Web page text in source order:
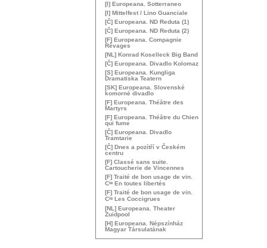
[I] Europeana. Sotterraneo
[I] Mittelfest / Lino Guanciale
[Č] Europeana. ND Reduta (1)
[Č] Europeana. ND Reduta (2)
[F] Europeana. Compagnie
Rêvages
[NL ] Konrad Koselleck Big Band
[Č] Europeana. Divadlo Kolomaz
[S] Europeana. Kungliga
Dramatiska Teatern
[SK] Europeana. Slovenské
komorné divadlo
[F] Europeana. Théâtre des
Martyrs
[F] Europeana. Théâtre du Chien
qui fume
[Č] Europeana. Divadlo
Tramtarie
[Č] Dnes a pozítří v Českém
centru
[F] Classé sans suite.
Cartoucherie de Vincennes
[F] Traité de bon usage de vin.
Cie En toutes libertés
[F] Traité de bon usage de vin.
Cie Les Coccigrues
[NL ] Europeana. Theater
Zuidpool
[H] Europeana. Népszínház
Magyar Társulatának